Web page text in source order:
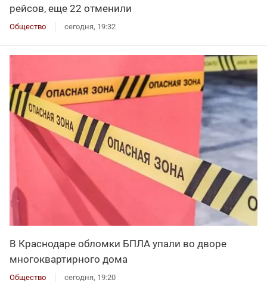
рейсов, еще 22 отменили
Общество сегодня, 19:32
В Краснодаре обломки БПЛА упали во дворе
многоквартирного дома
Общество сегодня, 19:20